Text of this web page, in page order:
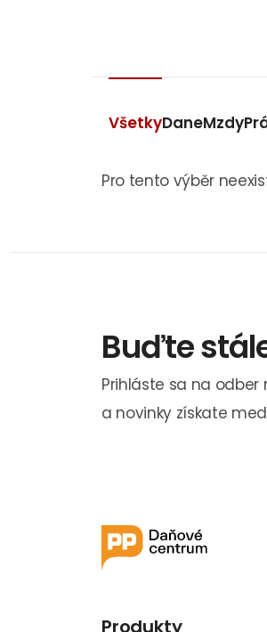
VšetkyDaneMzdy
Pro tento výběr
Buďte
Prihláste sa na
a novinky získate
Produkty